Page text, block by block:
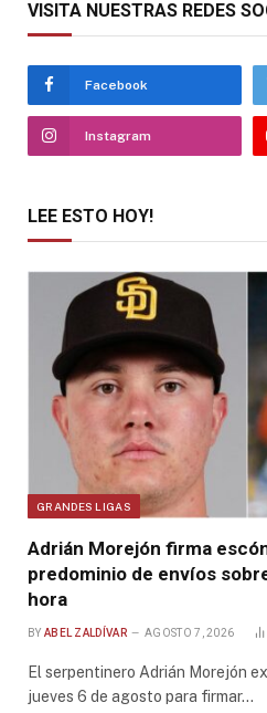
VISITA NUESTRAS REDES
Facebook
Instagram
LEE ESTO HOY!
GRANDES LIGAS
Adrián Morejón firma
predominio de envíos
hora
BY ABEL ZALDÍVAR AGOSTO 7, 2026
El serpentinero Adrián Morejón
jueves 6 de agosto para firmar…